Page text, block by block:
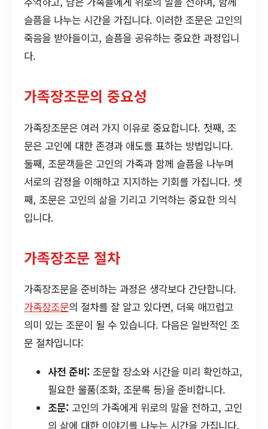
슬픔을 나누는 시간을 가집니다. 이러한 조문은 고인의
죽음을 받아들이고, 슬픔을 공유하는 중요한 과정입니
다.
가족장조문의 중요성
가족장조문은 여러 가지 이유로 중요합니다. 첫째, 조
문은 고인에 대한 존경과 애도를 표하는 방법입니다.
둘째, 조문객들은 고인의 가족과 함께 슬픔을 나누며
서로의 감정을 이해하고 지지하는 기회를 가집니다. 셋
째, 조문은 고인의 삶을 기리고 기억하는 중요한 의식
입니다.
가족장조문 절차
가족장조문을 준비하는 과정은 생각보다 간단합니다.
가족장조문의 절차를 잘 알고 있다면, 더욱 매끄럽고
의미 있는 조문이 될 수 있습니다. 다음은 일반적인 조
문 절차입니다:
사전 준비: 조문할 장소와 시간을 미리 확인하고,
필요한 물품(조화, 조문록 등)을 준비합니다.
조문: 고인의 가족에게 위로의 말을 전하고, 고인
의 삶에 대한 이야기를 나누는 시간을 가집니다.